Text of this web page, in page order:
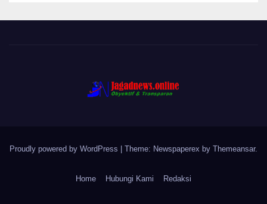
Proudly powered by WordPress | Theme: Newspaperex by Themeansar.
Home Hubungi Kami Redaksi